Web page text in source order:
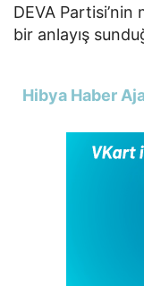
DEVA
bir anlayış
Hibya Haber